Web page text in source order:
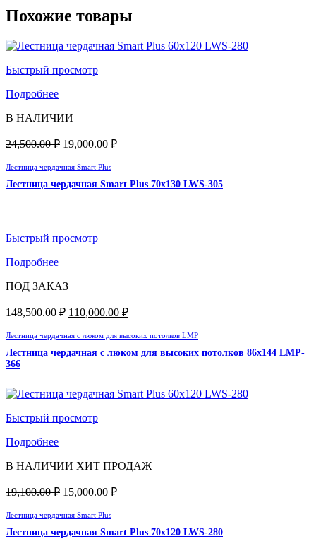
Похожие товары
Быстрый просмотр
Подробнее
В НАЛИЧИИ
24,500.00₽ 19,000.00 ₽
Лестница чердачная Smart Plus
Лестница чердачная Smart Plus 70х130 LWS-305
Быстрый просмотр
Подробнее
ПОД ЗАКАЗ
148,500.00₽ 110,000.00 ₽
Лестница чердачная с люком для высоких потолков LMP
Лестница чердачная с люком для высоких потолков 86х144 LMP-
366
Быстрый просмотр
Подробнее
В НАЛИЧИИ ХИТ ПРОДАЖ
19,100.00₽ 15,000.00 ₽
Лестница чердачная Smart Plus
Лестница чердачная Smart Plus 70х120 LWS-280